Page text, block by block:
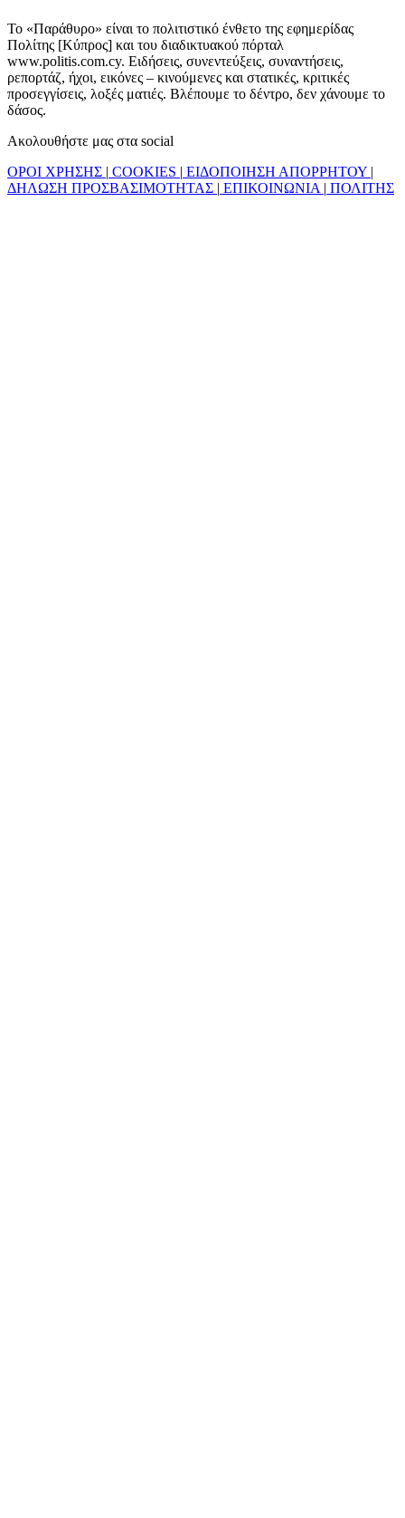
Το «Παράθυρο» είναι το πολιτιστικό ένθετο της εφημερίδας
Πολίτης [Κύπρος] και του διαδικτυακού πόρταλ
www.politis.com.cy. Ειδήσεις, συνεντεύξεις, συναντήσεις,
ρεπορτάζ, ήχοι, εικόνες – κινούμενες και στατικές, κριτικές
προσεγγίσεις, λοξές ματιές. Βλέπουμε το δέντρο, δεν χάνουμε το
δάσος.
Ακολουθήστε μας στα social
ΟΡΟΙ ΧΡΗΣΗΣ | COOKIES | ΕΙΔΟΠΟΙΗΣΗ ΑΠΟΡΡΗΤΟΥ |
ΔΗΛΩΣΗ ΠΡΟΣΒΑΣΙΜΟΤΗΤΑΣ | ΕΠΙΚΟΙΝΩΝΙΑ | ΠΟΛΙΤΗΣ